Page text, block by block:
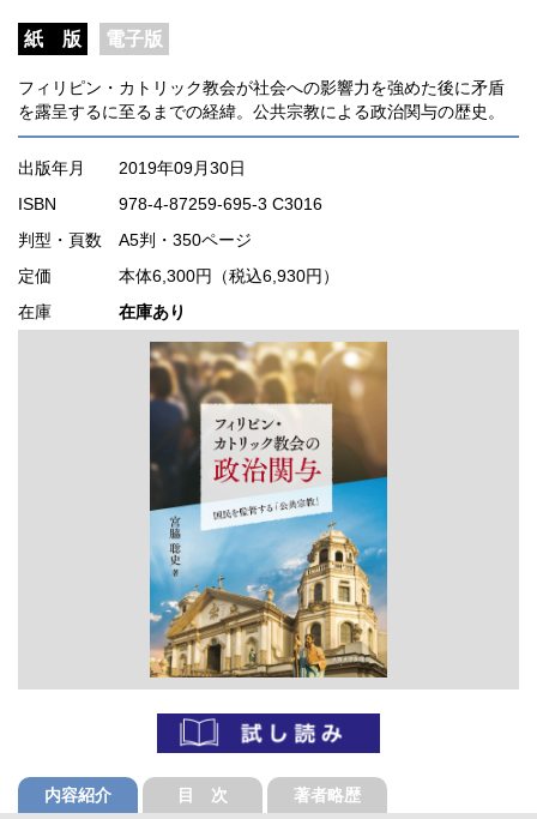
紙 版 電子版
フィリピン・カトリック教会が社会への影響力を強めた後に矛盾
を露呈するに至るまでの経緯。公共宗教による政治関与の歴史。
出版年月
2019年09月30日
ISBN
978-4-87259-695-3 C3016
判型・頁数 A5判・350ページ
定価
本体6,300円（税込6,930円）
在庫
在庫あり
内容紹介 目 次 著者略歴